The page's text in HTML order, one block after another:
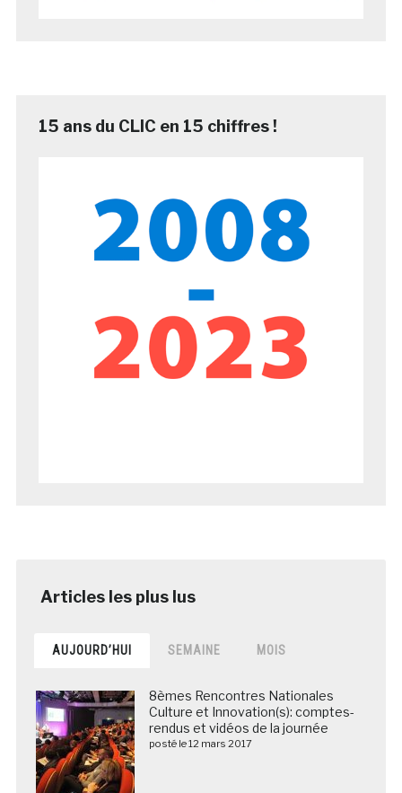
15 ans du CLIC en 15 chiffres !
AUJOURD’HUI SEMAINE MOIS
8èmes Rencontres Nationales
Culture et Innovation(s): comptes-
rendus et vidéos de la journée
posté le 12 mars 2017